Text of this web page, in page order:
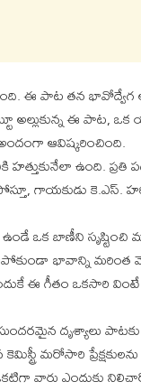
ఈ పాట తన
అల్లుకున్న ఈ పాట,
ఆవిష్కరించింది.
ఉంది.
గాయకుడు కె.ఎస్.
ఒక బాణీని సృష్టించి
భావాన్ని మరింత
ఈ గీతం ఒకసారి
దృశ్యాలు
మరోసారి
ఒకటిగా వారు ఎందుకు